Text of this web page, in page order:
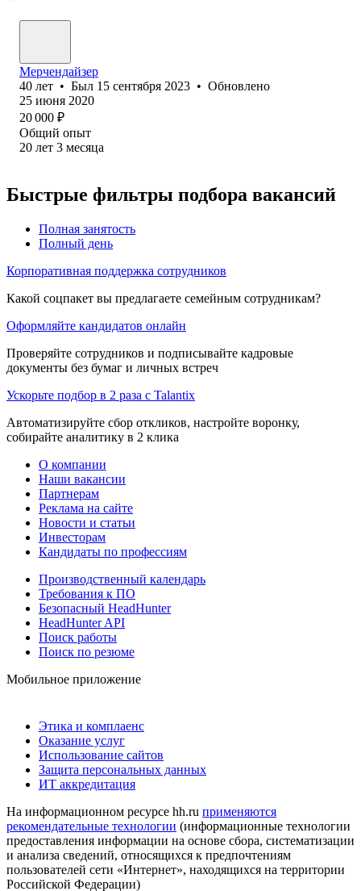
Мерчендайзер
40 лет • Был 15 сентября 2023 • Обновлено
25 июня 2020
20 000 ₽
Общий опыт
20 лет 3 месяца
Быстрые фильтры подбора вакансий
Полная занятость
Полный день
Корпоративная поддержка сотрудников
Какой соцпакет вы предлагаете семейным сотрудникам?
Оформляйте кандидатов онлайн
Проверяйте сотрудников и подписывайте кадровые
документы без бумаг и личных встреч
Ускорьте подбор в 2 раза с Talantix
Автоматизируйте сбор откликов, настройте воронку,
собирайте аналитику в 2 клика
О компании
Наши вакансии
Партнерам
Реклама на сайте
Новости и статьи
Инвесторам
Кандидаты по профессиям
Производственный календарь
Требования к ПО
Безопасный HeadHunter
HeadHunter API
Поиск работы
Поиск по резюме
Мобильное приложение
Этика и комплаенс
Оказание услуг
Использование сайтов
Защита персональных данных
ИТ аккредитация
На информационном ресурсе hh.ru применяются
рекомендательные технологии (информационные технологии
предоставления информации на основе сбора, систематизации
и анализа сведений, относящихся к предпочтениям
пользователей сети «Интернет», находящихся на территории
Российской Федерации)